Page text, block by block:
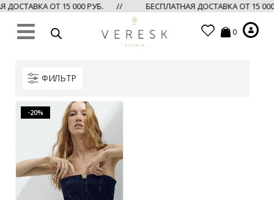
ДОСТАВКА ОТ 15 000 РУБ. // БЕСПЛАТНАЯ ДОСТАВКА ОТ 15
0
ФИЛЬТР
-20%